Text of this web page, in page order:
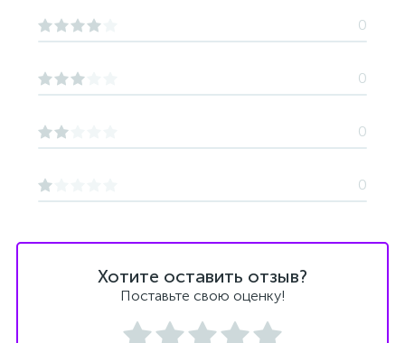
Хотите оставить отзыв?
Поставьте свою оценку!
0
0
0
0